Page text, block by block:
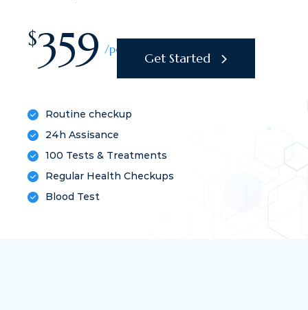
$359 /per month
Get Started
Routine checkup
24h Assisance
100 Tests & Treatments
Regular Health Checkups
Blood Test